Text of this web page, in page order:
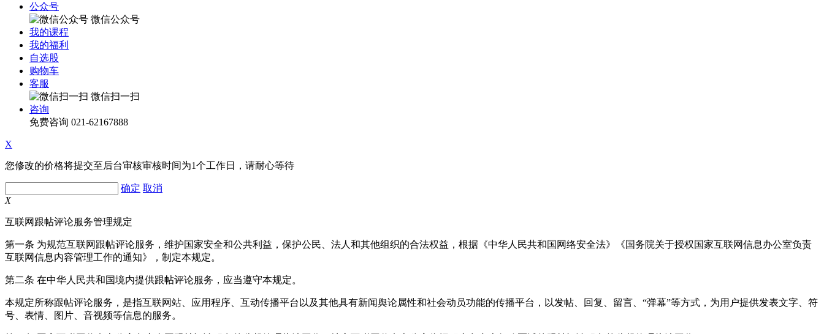
公众号
微信公众号
我的课程
我的福利
自选股
购物车
客服
微信扫一扫
咨询
免费咨询 021-62167888
X
您修改的价格将提交至后台审核审核时间为1个工作日，请耐心等待
确定 取消
X
互联网跟帖评论服务管理规定
第一条 为规范互联网跟帖评论服务，维护国家安全和公共利益，保护公民、法人和其他组织的合法权益，根据《中华人民共和国网络安全法》《国务院关于授权国家互联网信息办公室负责
互联网信息内容管理工作的通知》，制定本规定。
第二条 在中华人民共和国境内提供跟帖评论服务，应当遵守本规定。
本规定所称跟帖评论服务，是指互联网站、应用程序、互动传播平台以及其他具有新闻舆论属性和社会动员功能的传播平台，以发帖、回复、留言、“弹幕”等方式，为用户提供发表文字、符
号、表情、图片、音视频等信息的服务。